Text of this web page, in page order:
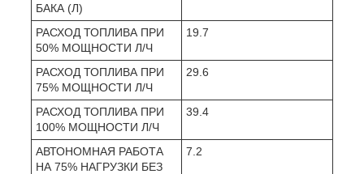
БАКА (Л)
РАСХОД ТОПЛИВА ПРИ
50% МОЩНОСТИ Л/Ч
19.7
РАСХОД ТОПЛИВА ПРИ
75% МОЩНОСТИ Л/Ч
29.6
РАСХОД ТОПЛИВА ПРИ
100% МОЩНОСТИ Л/Ч
39.4
АВТОНОМНАЯ РАБОТА
НА 75% НАГРУЗКИ БЕЗ
7.2